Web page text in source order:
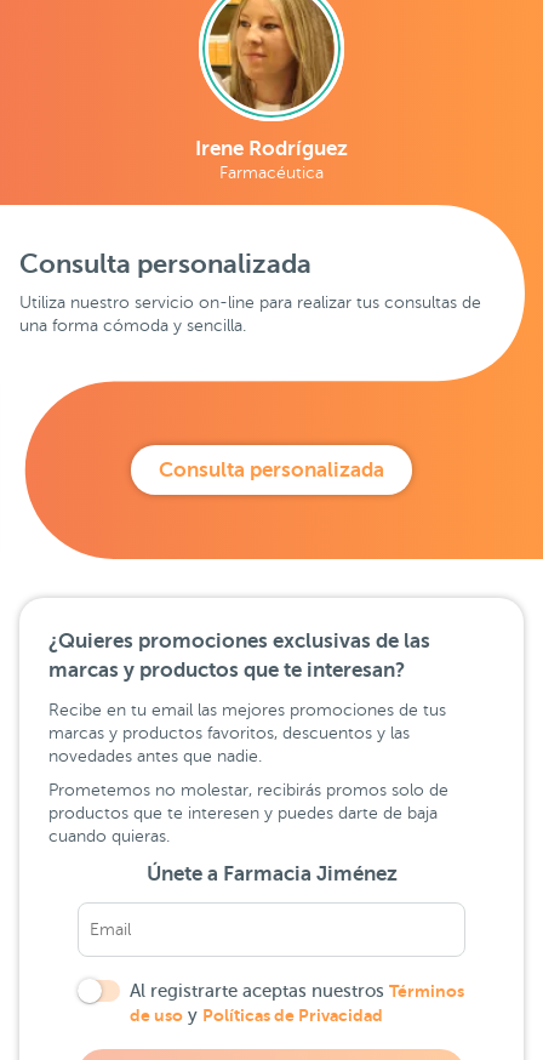
Irene Rodríguez
Farmacéutica
Consulta personalizada
Utiliza nuestro servicio on-line para realizar tus consultas de
una forma cómoda y sencilla.
Consulta personalizada
¿Quieres promociones exclusivas de las
marcas y productos que te interesan?
Recibe en tu email las mejores promociones de tus
marcas y productos favoritos, descuentos y las
novedades antes que nadie.
Prometemos no molestar, recibirás promos solo de
productos que te interesen y puedes darte de baja
cuando quieras.
Únete a Farmacia Jiménez
Al registrarte aceptas nuestros Términos
de uso y Políticas de Privacidad